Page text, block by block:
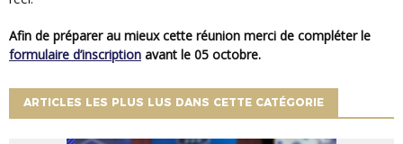
Afin de préparer au mieux cette réunion merci de compléter le
formulaire d’inscription avant le 05 octobre.
ARTICLES LES PLUS LUS DANS CETTE CATÉGORIE